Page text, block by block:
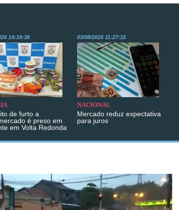
14:19:38
de furto a
é preso em
em Volta Redonda
03/08/2026 11:27:15
NACIONAL
Mercado reduz expectativa
para juros